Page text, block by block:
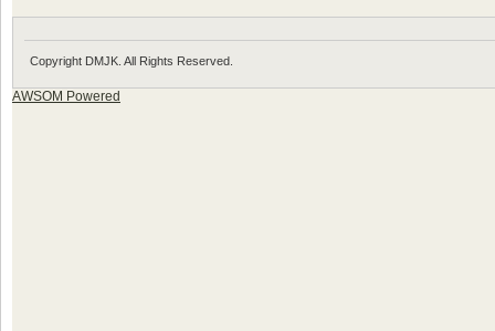
Copyright DMJK. All Rights Reserved.
AWSOM Powered